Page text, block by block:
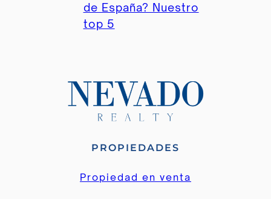
de España? Nuestro
top 5
PROPIEDADES
Propiedad en venta